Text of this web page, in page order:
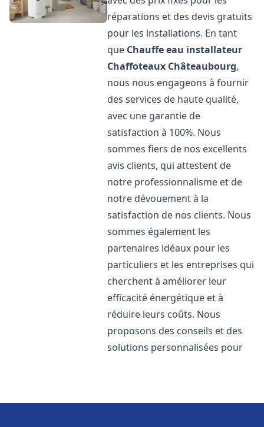
réparations et des devis gratuits
pour les installations. En tant
que Chauffe eau installateur
Chaffoteaux Châteaubourg,
nous nous engageons à fournir
des services de haute qualité,
avec une garantie de
satisfaction à 100%. Nous
sommes fiers de nos excellents
avis clients, qui attestent de
notre professionnalisme et de
notre dévouement à la
satisfaction de nos clients. Nous
sommes également les
partenaires idéaux pour les
particuliers et les entreprises qui
cherchent à améliorer leur
efficacité énergétique et à
réduire leurs coûts. Nous
proposons des conseils et des
solutions personnalisées pour